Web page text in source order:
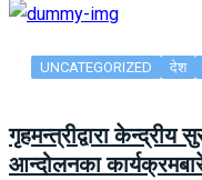
UNCATEGORIZED देश
गृहमन्त्रीद्वारा केन्द्रीय
आन्दोलनका